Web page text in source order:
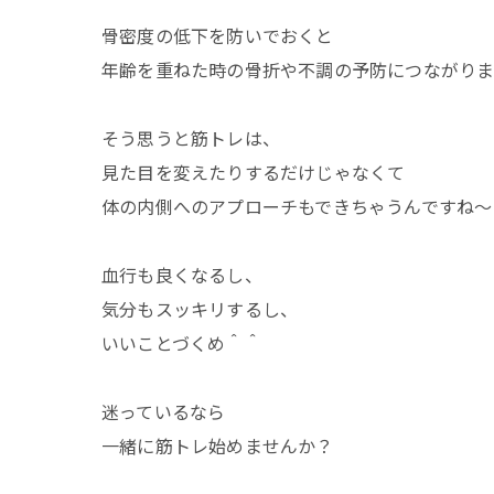
骨密度の低下を防いでおくと
年齢を重ねた時の骨折や不調の予防につながり
そう思うと筋トレは、
見た目を変えたりするだけじゃなくて
体の内側へのアプローチもできちゃうんですね〜
血行も良くなるし、
気分もスッキリするし、
いいことづくめ＾＾
迷っているなら
一緒に筋トレ始めませんか？